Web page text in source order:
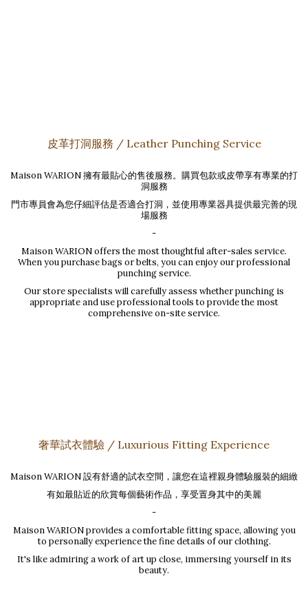
皮革打洞服務 / Leather Punching Service
Maison WARION 擁有最貼心的售後服務。購買包款或皮帶享有專業的打
洞服務
門市專員會為您仔細評估是否適合打洞，並使用專業器具提供最完善的現
場服務
-
Maison WARION offers the most thoughtful after-sales service.
When you purchase bags or belts, you can enjoy our professional
punching service.
Our store specialists will carefully assess whether punching is
appropriate and use professional tools to provide the most
comprehensive on-site service.
奢華試衣體驗 / Luxurious Fitting Experience
Maison WARION 設有舒適的試衣空間，讓您在這裡親身體驗服裝的細緻
有如最貼近的欣賞每個藝術作品，享受置身其中的美麗
-
Maison WARION provides a comfortable fitting space, allowing you
to personally experience the fine details of our clothing.
It's like admiring a work of art up close, immersing yourself in its
beauty.